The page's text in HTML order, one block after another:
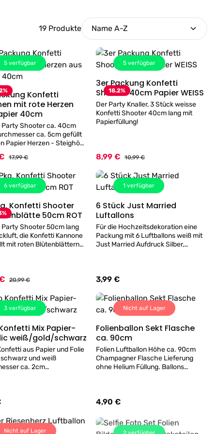
19 Produkte
5 verfügbar
%
Details
Konfetti
rote Herzen
40cm
Party Shooter ca. 40cm
ca. 5cm gefüllt
Papier Herzen - Steighöhe
Regulärer Preis:
17,99 €
5 verfügbar
18.2% Details
3er Packung Konfetti
Shooter 40cm Papier WEISS
Der Party Knaller, 3 Stück weisse
Konfetti Shooter 40cm lang mit
Papierfüllung!
Verkaufspreis:
8,99 € Regulärer Preis:
10,99 €
6 verfügbar
% Details
Konfetti Shooter
50cm ROT
Party Shooter 50cm lang
die Konfetti Kannone
mit roten Blütenblättern
Regulärer Preis:
20,99 €
1 verfügbar
Details
6 Stück Just Married
Luftallons
Für die Hochzeitsdekoration eine
Packung mit 6 Luftballons weiß mit
Just Married Aufdruck Silber,
auch gerne bei uns im Geschäft mit
Regulärer Preis:
3,99 €
3 verfügbar
Details
Mix Papier-
Metallic weiß/gold/schwarz
aus Papier und Folie
schwarz und weiß
ca. 2cm
Preis:
Nicht auf Lager
Details
Folienballon Sekt Flasche
ca. 90cm
Folien Luftballon Höhe ca. 90cm
Champagner Flasche Lieferung
ohne Helium Füllung. Ballons
Regulärer Preis:
4,90 €
Nicht auf Lager 2 verfügbar